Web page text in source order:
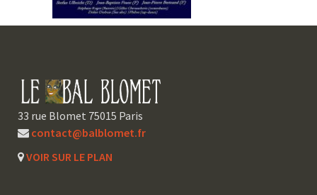
33 rue Blomet 75015 Paris
contact@balblomet.fr
VOIR SUR LE PLAN